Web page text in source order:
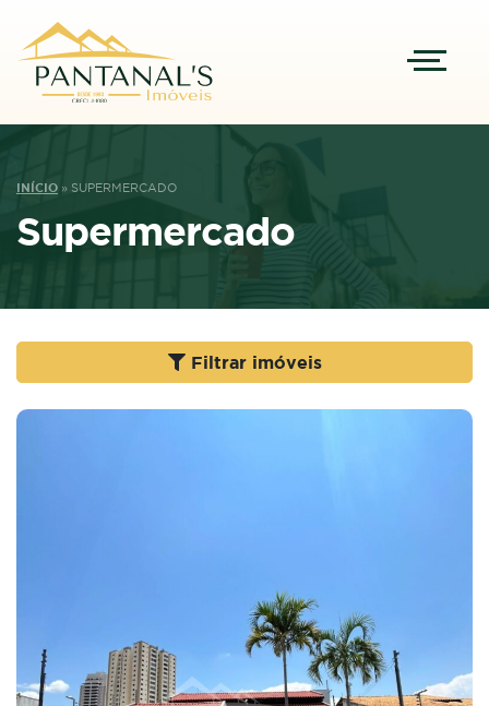
INÍCIO » SUPERMERCADO
Supermercado
Filtrar imóveis